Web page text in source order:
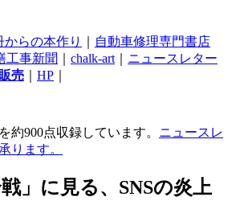
からの本作り
自動車修理専門書店
工事新聞 chalk-art
ニュースレター
売 HP
約900点収録しています。 ニュースレ
ります。
」に見る、SNSの炎上